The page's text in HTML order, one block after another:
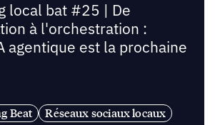
local bat #25 | De
à l'orchestration :
agentique est la prochaine
Beat Réseaux sociaux locaux